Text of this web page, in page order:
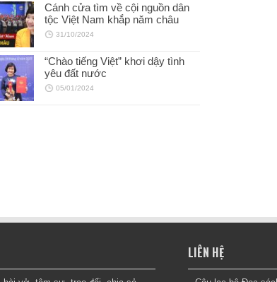
bay ngang thành phố (Huỳnh
Khang, NXB Kim Đồng, 2025)
2025
Khu rừng trên mây
Cánh cửa tìm về cội nguồn dân
tộc Việt Nam khắp năm châu
31/10/2024
“Chào tiếng Việt” khơi dậy tình
yêu đất nước
05/01/2024
LIÊN HỆ